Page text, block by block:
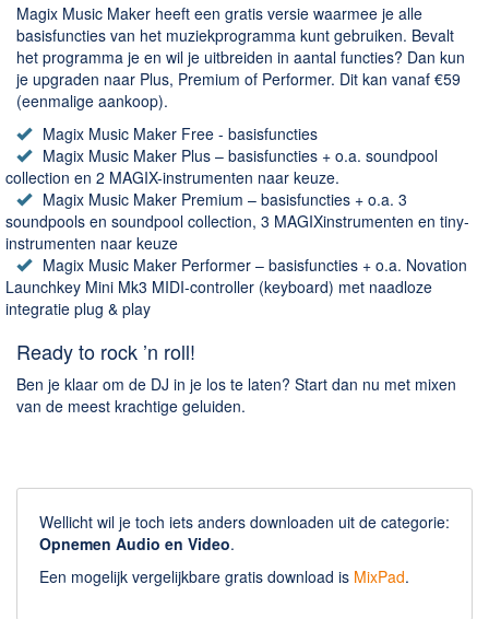
Magix Music Maker heeft een gratis versie waarmee je alle
basisfuncties van het muziekprogramma kunt gebruiken. Bevalt
het programma je en wil je uitbreiden in aantal functies? Dan kun
je upgraden naar Plus, Premium of Performer. Dit kan vanaf €59
(eenmalige aankoop).
Magix Music Maker Free - basisfuncties
Magix Music Maker Plus – basisfuncties + o.a. soundpool
collection en 2 MAGIX-instrumenten naar keuze.
Magix Music Maker Premium – basisfuncties + o.a. 3
soundpools en soundpool collection, 3 MAGIXinstrumenten en tiny-
instrumenten naar keuze
Magix Music Maker Performer – basisfuncties + o.a. Novation
Launchkey Mini Mk3 MIDI-controller (keyboard) met naadloze
integratie plug & play
Ready to rock ’n roll!
Ben je klaar om de DJ in je los te laten? Start dan nu met mixen
van de meest krachtige geluiden.
Wellicht wil je toch iets anders downloaden uit de categorie:
Opnemen Audio en Video.
Een mogelijk vergelijkbare gratis download is MixPad.